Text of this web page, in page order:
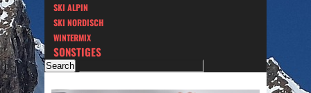
SKI ALPIN
SKI NORDISCH
WINTERMIX
SONSTIGES